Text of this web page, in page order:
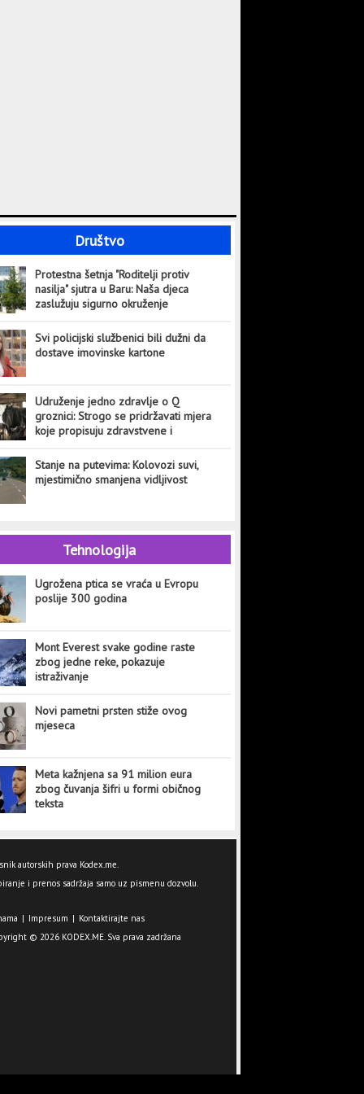
Društvo
Protestna šetnja "Roditelji protiv
nasilja" sjutra u Baru: Naša djeca
zaslužuju sigurno okruženje
Svi policijski službenici bili dužni da
dostave imovinske kartone
Udruženje jedno zdravlje o Q
groznici: Strogo se pridržavati mjera
koje propisuju zdravstvene i
Stanje na putevima: Kolovozi suvi,
mjestimično smanjena vidljivost
Tehnologija
Ugrožena ptica se vraća u Evropu
poslije 300 godina
Mont Everest svake godine raste
zbog jedne reke, pokazuje
istraživanje
Novi pametni prsten stiže ovog
mjeseca
Meta kažnjena sa 91 milion eura
zbog čuvanja šifri u formi običnog
teksta
autorskih prava Kodex.me.
i prenos sadržaja samo uz pismenu dozvolu.
| Impresum | Kontaktirajte nas
© 2026 KODEX.ME. Sva prava zadržana